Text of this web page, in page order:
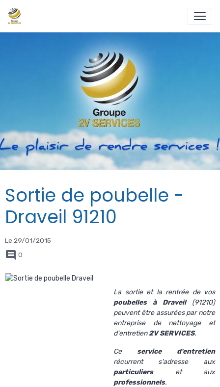
Sortie de poubelle -
Draveil 91210
Le 29/01/2015
0
La sortie et la rentrée de vos
poubelles à Draveil(91210)
peuvent être assurées par notre
entreprise de nettoyage et
d'entretien2V SERVICES.
Ce service d'entretien
récurrent s'adresse aux
particulierset aux
professionnels.